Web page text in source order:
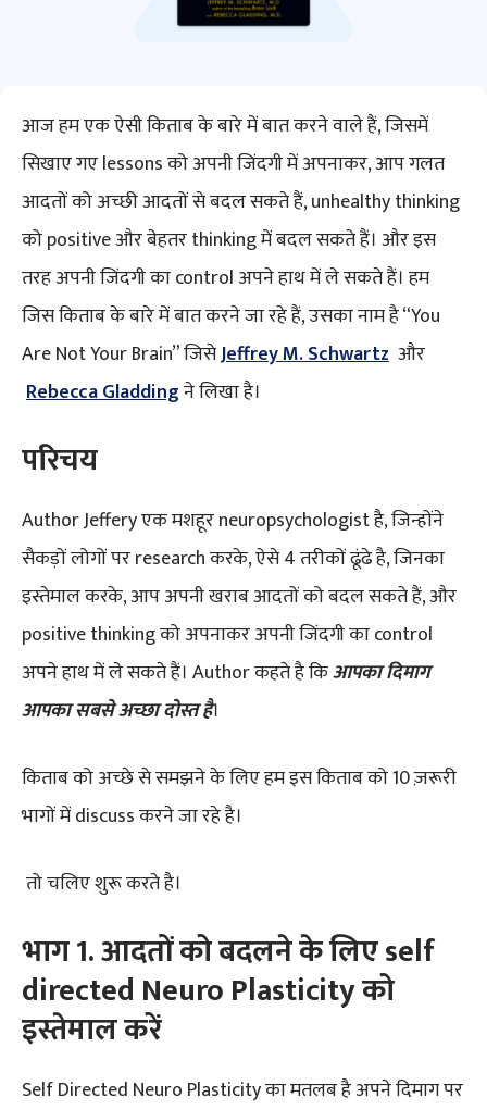
आज हम एक ऐसी किताब के बारे में बात करने वाले हैं, जिसमें
सिखाए गए lessons को अपनी जिंदगी में अपनाकर, आप गलत
आदतों को अच्छी आदतों से बदल सकते हैं, unhealthy thinking
को positive और बेहतर thinking में बदल सकते हैं। और इस
तरह अपनी जिंदगी का control अपने हाथ में ले सकते हैं। हम
जिस किताब के बारे में बात करने जा रहे हैं, उसका नाम है “You
Are Not Your Brain” जिसेJeffrey M. Schwartz और
Rebecca Gladdingने लिखा है।
परिचय
Author Jeffery एक मशहूर neuropsychologist है, जिन्होंने
सैकड़ों लोगों पर research करके, ऐसे 4 तरीकों ढूंढे है, जिनका
इस्तेमाल करके, आप अपनी खराब आदतों को बदल सकते हैं, और
positive thinking को अपनाकर अपनी जिंदगी का control
अपने हाथ में ले सकते हैं। Author कहते है किआपकादिमाग
आपकासबसेअच्छादोस्तहै।
किताब को अच्छे से समझने के लिए हम इस किताब को 10 ज़रूरी
भागों में discuss करने जा रहे है।
तो चलिए शुरू करते है।
भाग1.आदतोंकोबदलनेकेलिएself
directed NeuroPlasticityको
इस्तेमालकरें
Self Directed Neuro Plasticity का मतलब है अपने दिमाग पर